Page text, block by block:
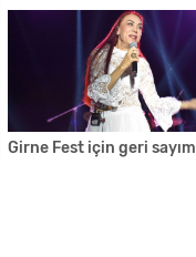
Girne Fest için geri sayım